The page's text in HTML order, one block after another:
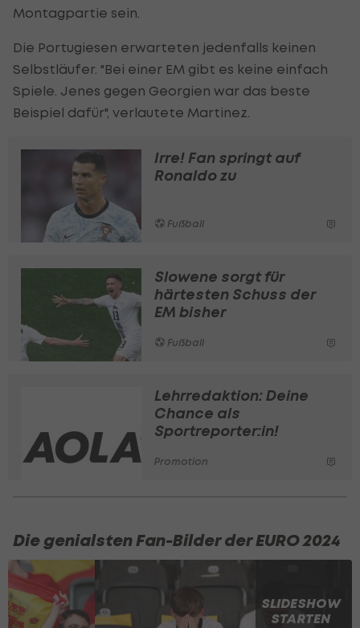
Montagpartie sein.
Die Portugiesen erwarteten jedenfalls keinen
Selbstläufer. "Bei einer EM gibt es keine einfach
Spiele. Jenes gegen Georgien war das beste
Beispiel dafür", verlautete Martinez.
Irre! Fan springt auf
Ronaldo zu
Fußball
Slowene sorgt für
härtesten Schuss der
EM bisher
Fußball
Lehrredaktion: Deine
Chance als
Sportreporter:in!
Promotion
Die genialsten Fan-Bilder der EURO 2024
SLIDESHOW
STARTEN